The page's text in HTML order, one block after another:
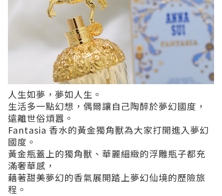
人生如夢，夢如人生。
生活多一點幻想，偶爾讓自己陶醉於夢幻國度，
遠離世俗煩囂。
Fantasia 香水的黃金獨角獸為大家打開進入夢幻
國度。
黃金瓶蓋上的獨角獸、華麗細緻的浮雕瓶子都充
滿奢華感，
藉著甜美夢幻的香氣展開踏上夢幻仙境的歷險旅
程。